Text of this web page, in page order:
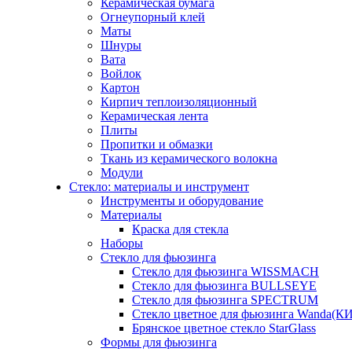
Керамическая бумага
Огнеупорный клей
Маты
Шнуры
Вата
Войлок
Картон
Кирпич теплоизоляционный
Керамическая лента
Плиты
Пропитки и обмазки
Ткань из керамического волокна
Модули
Стекло: материалы и инструмент
Инструменты и оборудование
Материалы
Краска для стекла
Наборы
Стекло для фьюзинга
Стекло для фьюзинга WISSMACH
Стекло для фьюзинга BULLSEYE
Стекло для фьюзинга SPECTRUM
Стекло цветное для фьюзинга
Брянское цветное стекло StarGlass
Формы для фьюзинга